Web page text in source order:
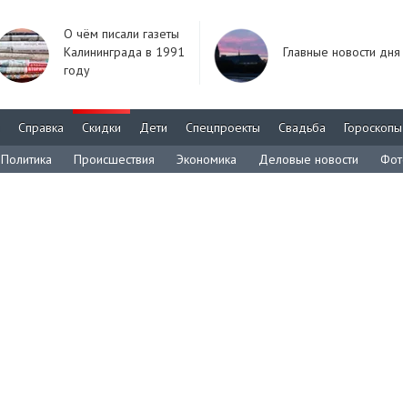
О чём писали газеты
Калининграда в 1991
году
Главные новости дня
Справка Скидки Дети Спецпроекты Свадьба
Гороскопы
Политика Происшествия Экономика Деловые новости